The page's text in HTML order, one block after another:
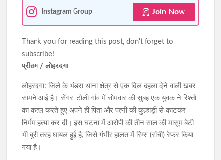
Instagram Group Join Now
Thank you for reading this post, don't forget to
subscribe!
प्रीतम / लोहरदगा
लोहरदगा: जिले के भंडरा थाना क्षेत्र से एक दिल दहला देने वाली खबर
सामने आई है। सेंगरा टोली गांव में सोमवार की सुबह एक युवक ने रिश्तों
का कत्ल करते हुए अपने ही पिता और पत्नी की कुल्हाड़ी से काटकर
निर्मम हत्या कर दी। इस घटना में आरोपी की तीन साल की मासूम बेटी
भी बुरी तरह घायल हुई है, जिसे गंभीर हालत में रिम्स (रांची) रेफर किया
गया है।